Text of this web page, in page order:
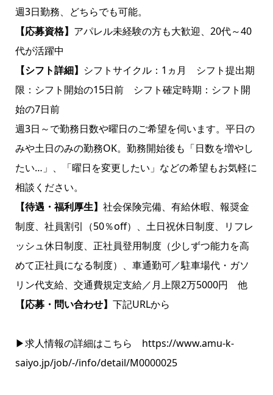
週3日勤務、どちらでも可能。
【応募資格】 アパレル未経験の方も大歓迎、20代～40
代が活躍中
【シフト詳細】 シフトサイクル：1ヵ月 シフト提出期
限：シフト開始の15日前 シフト確定時期：シフト開
始の7日前
週3日～で勤務日数や曜日のご希望を伺います。平日の
みや土日のみの勤務OK。勤務開始後も「日数を増やし
たい…」、「曜日を変更したい」などの希望もお気軽に
相談ください。
【待遇・福利厚生】 社会保険完備、有給休暇、報奨金
制度、社員割引（50％off）、土日祝休日制度、リフレ
ッシュ休日制度、正社員登用制度（少しずつ能力を高
めて正社員になる制度）、車通勤可／駐車場代・ガソ
リン代支給、交通費規定支給／月上限2万5000円 他
【応募・問い合わせ】 下記URLから
▶求人情報の詳細はこちら https://www.amu-k-
saiyo.jp/job/-/info/detail/M0000025